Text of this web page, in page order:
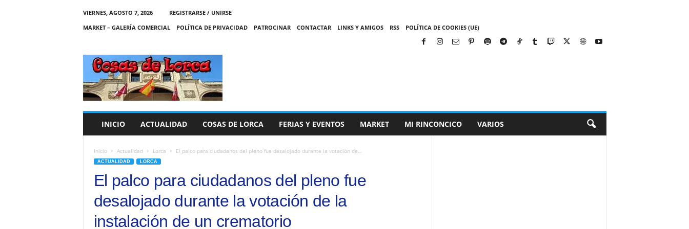
VIERNES, AGOSTO 7, 2026
REGISTRARSE / UNIRSE
MARKET – GALERÍA COMERCIAL
POLÍTICA DE PRIVACIDAD PATROCINAR CONTACTAR LINKS Y AMIGOS RSS POLÍTICA DE COOKIES (UE)
C
A
S
INICIO ACTUALIDAD COSAS DE LORCA FERIAS Y EVENTOS MARKET MI RINCONCICO VARIOS
Inicio Actualidad Lorca El palco para ciudadanos del pleno fue desalojado durante la votación de...
ACTUALIDAD LORCA
El palco para ciudadanos del pleno fue
desalojado durante la votación de la
instalación de un crematorio